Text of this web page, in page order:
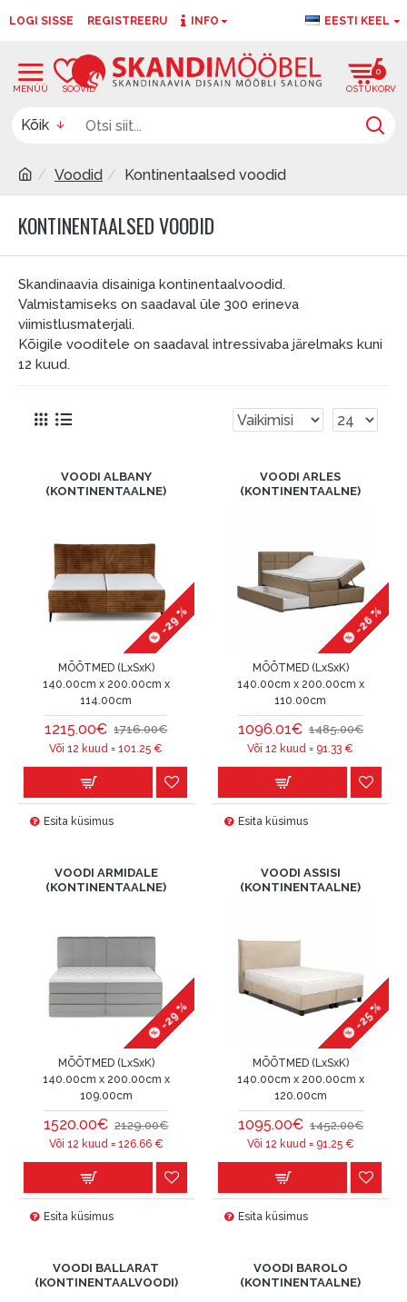
LOGI SISSE REGISTREERU INFO EESTI KEEL
0
Kõik
Voodid Kontinentaalsed voodid
KONTINENTAALSED VOODID
Skandinaavia disainiga kontinentaalvoodid.
Valmistamiseks on saadaval üle 300 erineva
viimistlusmaterjali.
Kõigile vooditele on saadaval intressivaba järelmaks kuni
12 kuud.
VOODI ALBANY
(KONTINENTAALNE)
-29 %
MÕÕTMED (LxSxK)
140.00cm x 200.00cm x
114.00cm
1215.00€ 1716.00€
Või 12 kuud =101.25 €
Esita küsimus
VOODI ARLES
(KONTINENTAALNE)
-26 %
MÕÕTMED (LxSxK)
140.00cm x 200.00cm x
110.00cm
1096.01€ 1485.00€
Või 12 kuud = 91.33 €
Esita küsimus
VOODI ARMIDALE
(KONTINENTAALNE)
-29 %
MÕÕTMED (LxSxK)
140.00cm x 200.00cm x
109.00cm
1520.00€ 2129.00€
Või 12 kuud = 126.66€
Esita küsimus
VOODI ASSISI
(KONTINENTAALNE)
-25 %
MÕÕTMED (LxSxK)
140.00cm x 200.00cm x
120.00cm
1095.00€ 1452.00€
Või 12 kuud = 91.25€
Esita küsimus
VOODI BALLARAT
(KONTINENTAALVOODI)
VOODI BAROLO
(KONTINENTAALNE)